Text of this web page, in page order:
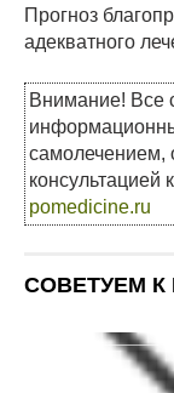
Прогноз
адекватного
Внимание! Все
самолечением,
консультацией
pomedicine.ru
СОВЕТУЕМ